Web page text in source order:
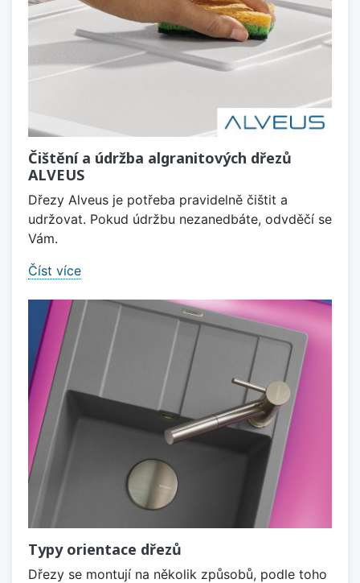
Čištění a údržba algranitových dřezů
ALVEUS
Dřezy Alveus je potřeba pravidelně čištit a
udržovat. Pokud údržbu nezanedbáte, odvděčí se
Vám.
Číst více
Typy orientace dřezů
Dřezy se montují na několik způsobů, podle toho